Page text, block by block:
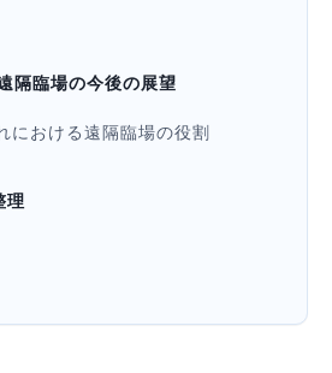
隔臨場の今後の展望
における遠隔臨場の役割
理